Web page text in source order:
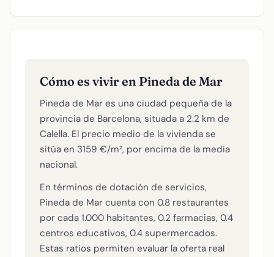
Cómo es vivir en Pineda de Mar
Pineda de Mar es una ciudad pequeña de la
provincia de Barcelona, situada a 2.2 km de
Calella. El precio medio de la vivienda se
sitúa en 3159 €/m², por encima de la media
nacional.
En términos de dotación de servicios,
Pineda de Mar cuenta con 0.8 restaurantes
por cada 1.000 habitantes, 0.2 farmacias, 0.4
centros educativos, 0.4 supermercados.
Estas ratios permiten evaluar la oferta real